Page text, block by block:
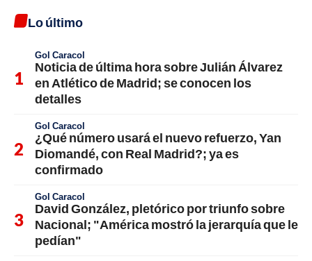
Lo último
Gol Caracol
Noticia de última hora sobre Julián Álvarez
en Atlético de Madrid; se conocen los
detalles
Gol Caracol
¿Qué número usará el nuevo refuerzo, Yan
Diomandé, con Real Madrid?; ya es
confirmado
Gol Caracol
David González, pletórico por triunfo sobre
Nacional; "América mostró la jerarquía que le
pedían"